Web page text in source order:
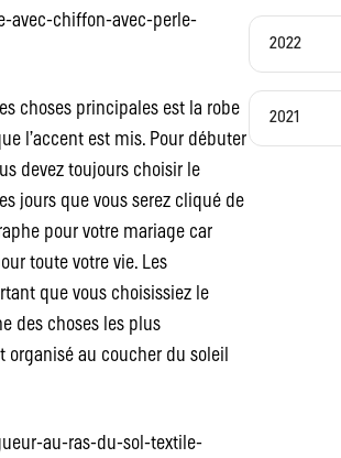
avec-chiffon-avec-perle-
choses principales est la robe
l’accent est mis. Pour débuter
devez toujours choisir le
jours que vous serez cliqué de
pour votre mariage car
toute votre vie. Les
que vous choisissiez le
des choses les plus
au coucher du soleil
au-ras-du-sol-textile-
2022
2021